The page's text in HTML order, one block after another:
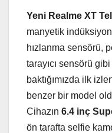
Yeni Realme XT
manyetik
hızlanma sensörü,
tarayıcı sensörü
baktığımızda ilk
benzer bir model
Cihazın 6.4 inç
ön tarafta selfie